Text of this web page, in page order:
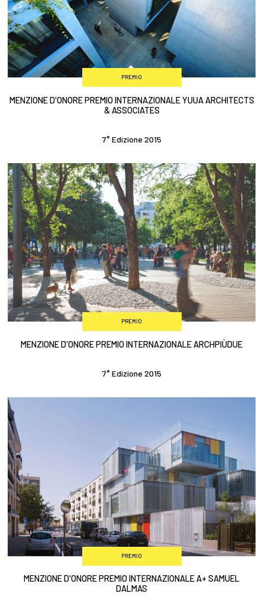
PREMIO
MENZIONE D'ONORE PREMIO INTERNAZIONALE YUUA ARCHITECTS
& ASSOCIATES
7° Edizione 2015
PREMIO
MENZIONE D'ONORE PREMIO INTERNAZIONALE ARCHPIÙDUE
7° Edizione 2015
PREMIO
MENZIONE D'ONORE PREMIO INTERNAZIONALE A+ SAMUEL
DALMAS